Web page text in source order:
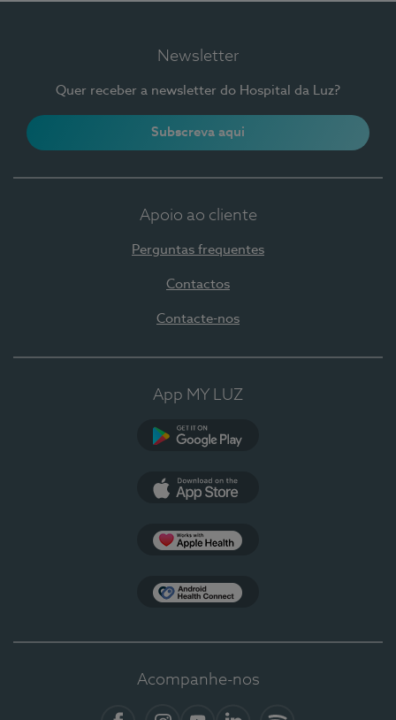
Newsletter
Quer receber a newsletter do Hospital da Luz?
Subscreva aqui
Apoio ao cliente
Perguntas frequentes
Contactos
Contacte-nos
App MY LUZ
Acompanhe-nos